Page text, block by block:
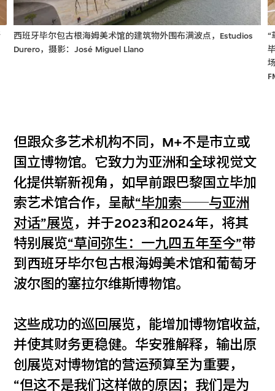
西班牙毕尔包古根海姆美术馆的建筑物外围布满波点，Estudios
Durero，摄影：José Miguel Llano
“
但跟众多艺术机构不同，M+不是市立或
国立博物馆。它致力为亚洲和全球视觉文
化提供崭新视角，如早前跟巴黎国立毕加
索艺术馆合作，呈献“毕加索──与亚洲
对话”展览，并于2023和2024年，将其
特别展览“草间弥生：一九四五年至今”带
到西班牙毕尔包古根海姆美术馆和葡萄牙
波尔图的塞拉尔维斯博物馆。
这些成功的巡回展览，能增加博物馆收益,
并使其财务更稳健。华安雅解释，输出原
创展览对博物馆的营运预算至为重要，
“但这不是我们这样做的原因；我们是为